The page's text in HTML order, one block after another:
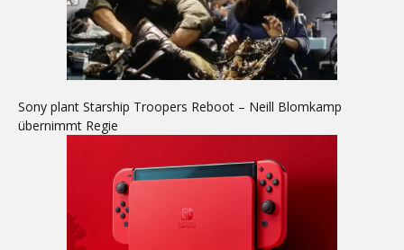
Sony plant Starship Troopers Reboot – Neill Blomkamp
übernimmt Regie